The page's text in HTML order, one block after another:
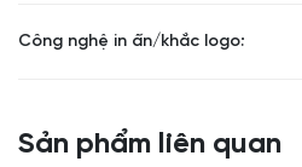
Công nghệ in ấn/khắc logo:
Sản phẩm liên quan